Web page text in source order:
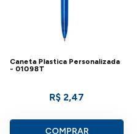
Caneta Plastica Personalizada
- 01098T
R$ 2,47
COMPRAR